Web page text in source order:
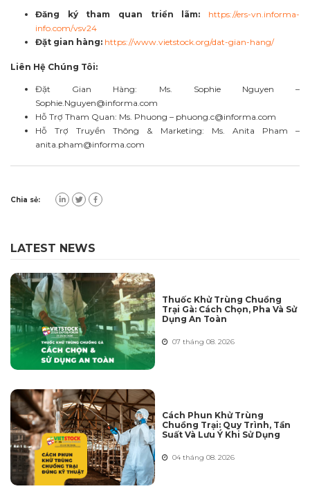
Đăng ký tham quan triển lãm:
https://ers-vn.informa-
info.com/vsv24
Đặt gian hàng: https://www.vietstock.org/dat-gian-hang/
Liên Hệ Chúng Tôi:
Đặt Gian Hàng: Ms. Sophie Nguyen –
Sophie.Nguyen@informa.com
Hỗ Trợ Tham Quan: Ms. Phuong – phuong.c@informa.com
Hỗ Trợ Truyền Thông & Marketing: Ms. Anita Pham –
anita.pham@informa.com
Chia sẻ:
LATEST NEWS
Thuốc Khử Trùng Chuồng
Trại Gà: Cách Chọn, Pha Và Sử
Dụng An Toàn
07 tháng 08. 2026
Cách Phun Khử Trùng
Chuồng Trại: Quy Trình, Tần
Suất Và Lưu Ý Khi Sử Dụng
04 tháng 08. 2026